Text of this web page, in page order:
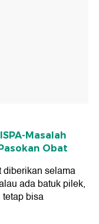
Masalah
Obat
diberikan selama
ada batuk pilek,
bisa